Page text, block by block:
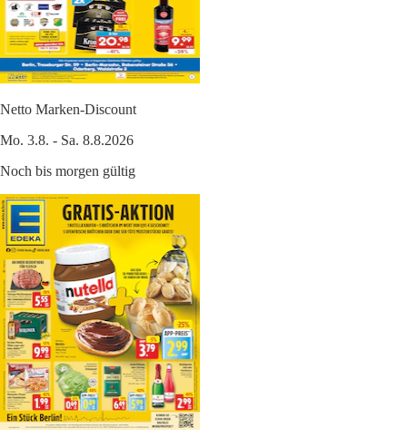
Netto Marken-Discount
Mo. 3.8. - Sa. 8.8.2026
Noch bis morgen gültig